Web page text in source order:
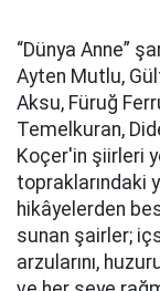
“Dünya Anne”
Ayten Mutlu,
Aksu, Füruğ
Temelkuran,
Koçer'in şiirleri
topraklarındaki
hikâyelerden
sunan şairler;
arzularını,